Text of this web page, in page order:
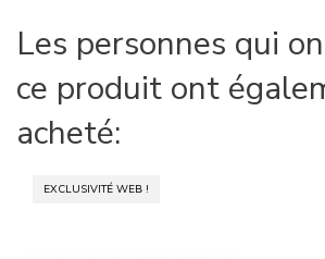
Les personnes qui
ce produit ont
acheté:
EXCLUSIVITÉ WEB !